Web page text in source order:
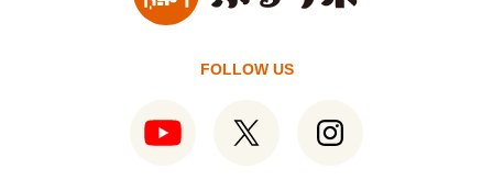
FOLLOW US